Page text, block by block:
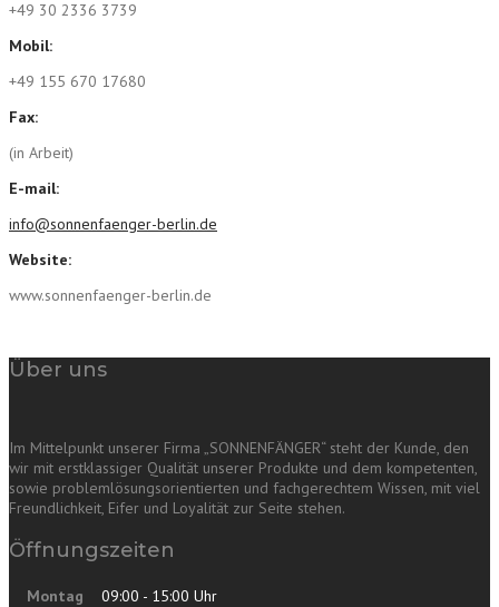
+49 30 2336 3739
Mobil:
‎+49 155 670 17680
Fax:
(in Arbeit)
E-mail:
info@sonnenfaenger-berlin.de
Website:
www.sonnenfaenger-berlin.de
Über uns
Im Mittelpunkt unserer Firma „SONNENFÄNGER“ steht der Kunde, den
wir mit erstklassiger Qualität unserer Produkte und dem kompetenten,
sowie problemlösungsorientierten und fachgerechtem Wissen, mit viel
Freundlichkeit, Eifer und Loyalität zur Seite stehen.
Öffnungszeiten
Montag
09:00 - 15:00 Uhr